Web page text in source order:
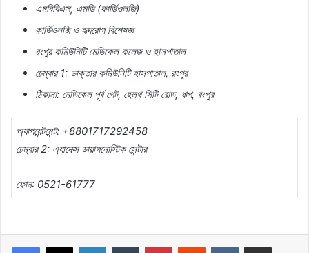
এমবিবিএস, এমডি (কার্ডিওলজি)
কার্ডিওলজি ও হৃদরোগ বিশেষজ্ঞ
রংপুর কমিউনিটি মেডিকেল কলেজ ও হাসপাতাল
চেম্বার 1: ডাক্তার কমিউনিটি হাসপাতাল, রংপুর
ঠিকানা: মেডিকেল পূর্ব গেট, হেলথ সিটি রোড, ধাপ, রংপুর
অ্যাপয়েন্টমেন্ট: +8801717292458
চেম্বার 2: এ্যানেক্স ডায়াগনোস্টিক সেন্টার
ফোন: 0521-61777
LinkedInTumblr PinterestReddit VKontakteShare via Email